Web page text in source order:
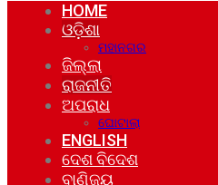
HOME
ଓଡ଼ିଶା
ମହାନଗର
ଜିଲ୍ଲା
ରାଜନୀତି
ଅପରାଧ
ଘୋଟାଲା
ENGLISH
ଦେଶ ବିଦେଶ
ବାଣିଜ୍ୟ